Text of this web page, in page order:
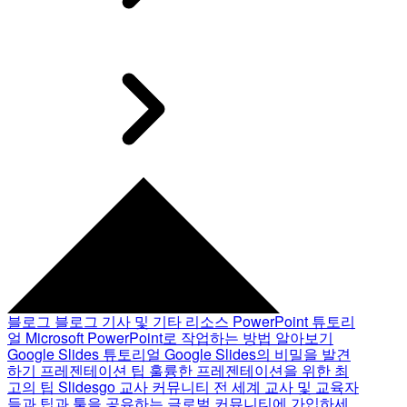
블로그 블로그 기사 및 기타 리소스 PowerPoint 튜토리
얼 Microsoft PowerPoint로 작업하는 방법 알아보기
Google Slides 튜토리얼 Google Slides의 비밀을 발견
하기 프레젠테이션 팁 훌륭한 프레젠테이션을 위한 최
고의 팁 Slidesgo 교사 커뮤니티 전 세계 교사 및 교육자